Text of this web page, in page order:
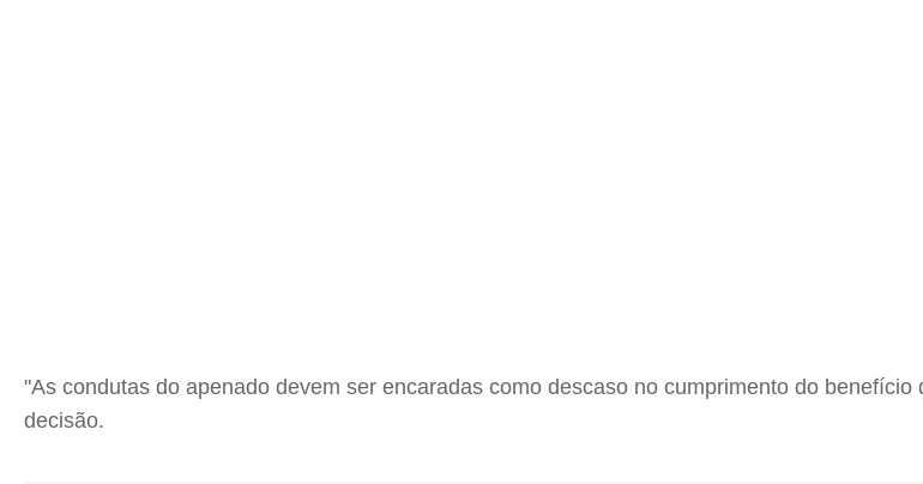
"As condutas do apenado devem ser encaradas como descaso no cumprimento do
decisão.